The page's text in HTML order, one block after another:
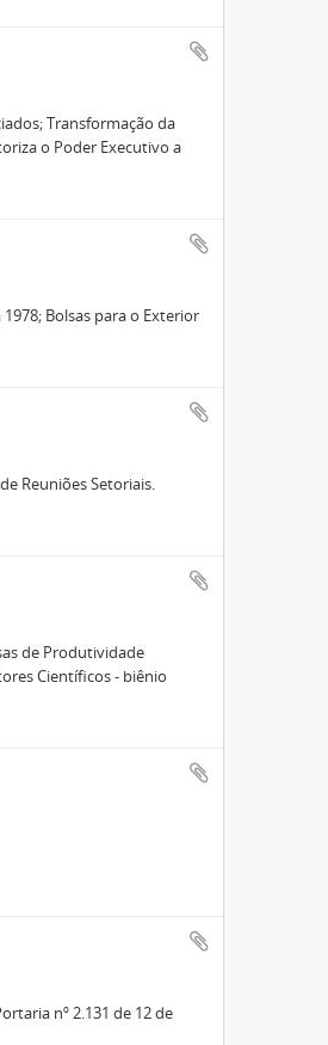
Transformação da
o Poder Executivo a
Bolsas para o Exterior
Reuniões Setoriais.
de Produtividade
Científicos - biênio
nº 2.131 de 12 de